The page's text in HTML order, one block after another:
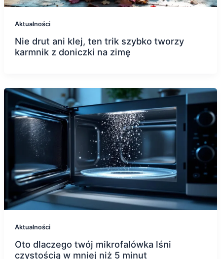
Aktualności
Nie drut ani klej, ten trik szybko tworzy
karmnik z doniczki na zimę
Aktualności
Oto dlaczego twój mikrofalówka lśni
czystością w mniej niż 5 minut